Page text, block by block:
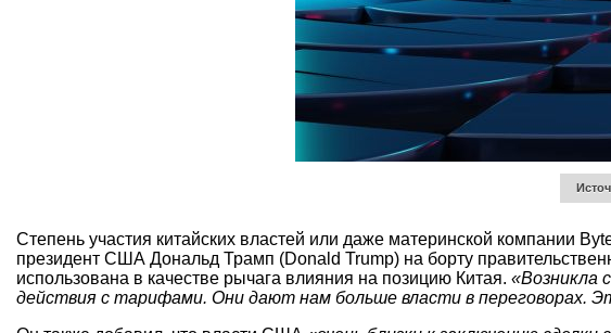
Степень участия китайских властей или даже материнской компании
президент США Дональд Трамп (Donald Trump) на борту
использована в качестве рычага влияния на позицию Китая. «Возникла
действия с тарифами. Они дают нам больше власти в переговорах.